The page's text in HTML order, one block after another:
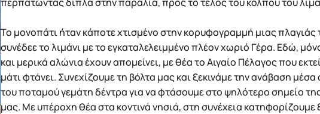
Το μονοπάτι ήταν κάποτε χτισμένο στην κορυφογραμμή μιας πλαγιάς
συνέδεε το λιμάνι με το εγκαταλελειμμένο πλέον χωριό Γέρα. Εδώ,
και μερικά αλώνια έχουν απομείνει, με θέα το Αιγαίο Πέλαγος που
μάτι φτάνει. Συνεχίζουμε τη βόλτα μας και ξεκινάμε την ανάβαση
του ποταμού γεμάτη δέντρα για να φτάσουμε στο ψηλότερο σημείο
μας. Με υπέροχη θέα στα κοντινά νησιά, στη συνέχεια κατηφορίζουμε